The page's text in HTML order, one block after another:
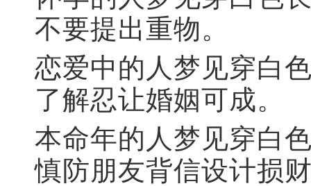
不要提出重物。
恋爱中的人梦见穿白
了解忍让婚姻可成。
本命年的人梦见穿白
慎防朋友背信设计损